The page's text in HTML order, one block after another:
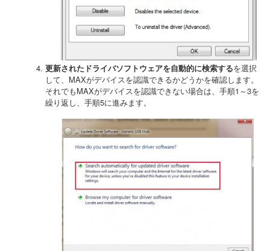
更新されたドライバソフトウェアを自動的に検索するを選択
して、MAXがデバイスを認識できるかどうかを確認します。
それでもMAXがデバイスを認識できない場合は、手順1～3を
繰り返し、手順5に進みます。